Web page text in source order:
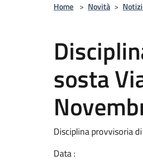
Home > Novità >
sosta
Disciplina provvisoria
Data :